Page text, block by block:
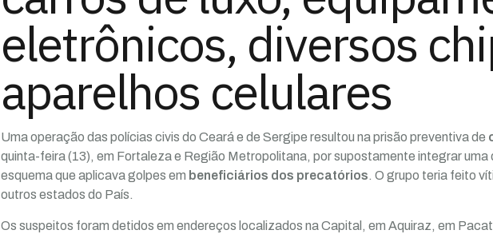
eletrônicos, diversos
aparelhos celulares
Uma operação das polícias civis do Ceará e de Sergipe resultou na prisão preventiva de
quinta-feira (13), em Fortaleza e Região Metropolitana, por supostamente integrar uma
esquema que aplicava golpes em beneficiários dos precatórios. O grupo teria feito
outros estados do País.
Os suspeitos foram detidos em endereços localizados na Capital, em Aquiraz, em